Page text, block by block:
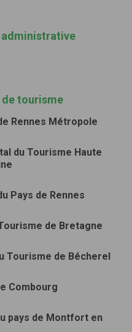
administrative
tourisme
Rennes Métropole
du Tourisme Haute
Pays de Rennes
de Bretagne
Tourisme de Bécherel
Combourg
pays de Montfort en